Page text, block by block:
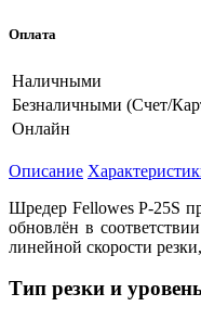
Оплата
Наличными
Безналичными (Счет/
Онлайн
Описание
Шредер Fellowes P-25S
обновлён в
линейной скорости
Тип резки и